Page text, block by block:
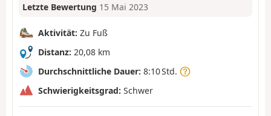
Letzte Bewertung 15 Mai 2023
Aktivität: Zu Fuß
Distanz: 20,08 km
Durchschnittliche Dauer: 8:10 Std.
Schwierigkeitsgrad: Schwer